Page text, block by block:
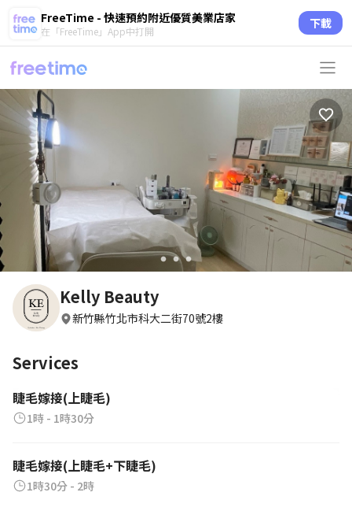
FreeTime - 快速預約附近優質美業店家
在「FreeTime」App中打開 下載
circle circle circle
Kelly Beauty
新竹縣竹北市科大二街70號2樓
Services
睫毛嫁接(上睫毛)
1時 - 1時30分
睫毛嫁接(上睫毛+下睫毛)
1時30分 - 2時